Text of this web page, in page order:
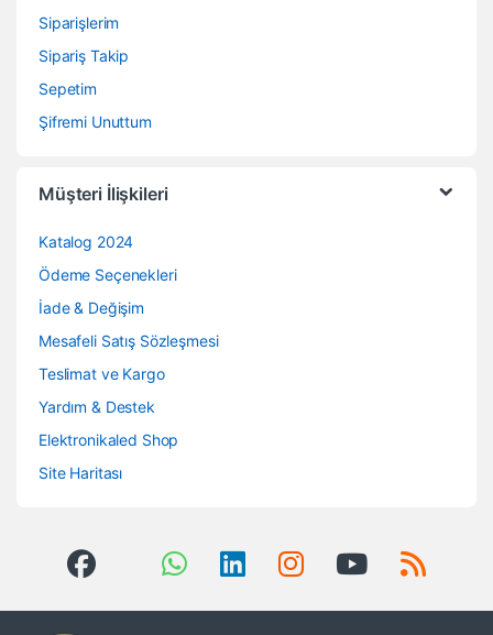
Siparişlerim
Sipariş Takip
Sepetim
Şifremi Unuttum
Müşteri İlişkileri
Katalog 2024
Ödeme Seçenekleri
İade & Değişim
Mesafeli Satış Sözleşmesi
Teslimat ve Kargo
Yardım & Destek
Elektronikaled Shop
Site Haritası